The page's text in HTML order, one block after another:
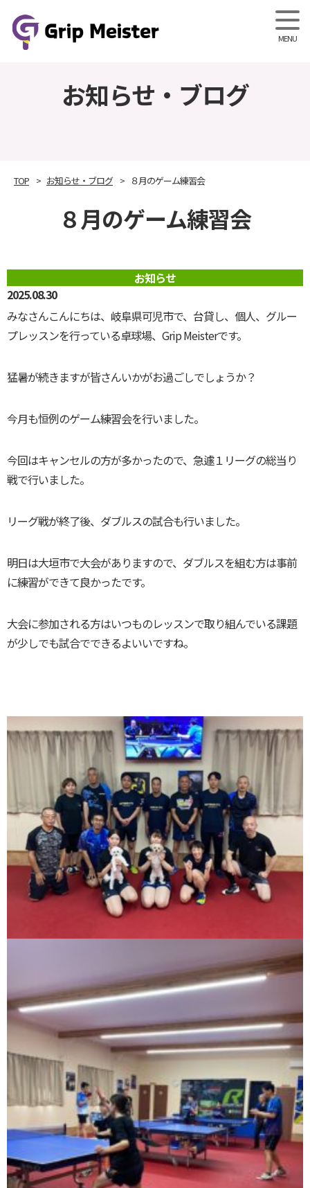
Grip
お知らせ・ブログ
TOP お知らせ・ブログ ８月のゲーム練習会
８月のゲーム練習会
お知らせ
2025.08.30
みなさんこんにちは、岐阜県可児市で、台貸し、個人、グルー
プレッスンを行っている卓球場、Grip Meisterです。
猛暑が続きますが皆さんいかがお過ごしでしょうか？
今月も恒例のゲーム練習会を行いました。
今回はキャンセルの方が多かったので、急遽１リーグの総当り
戦で行いました。
リーグ戦が終了後、ダブルスの試合も行いました。
明日は大垣市で大会がありますので、ダブルスを組む方は事前
に練習ができて良かったです。
大会に参加される方はいつものレッスンで取り組んでいる課題
が少しでも試合でできるよいいですね。